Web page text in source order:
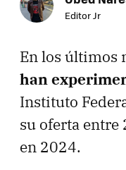
Editor Jr
En los últimos
han
Instituto
su oferta entre
en 2024.